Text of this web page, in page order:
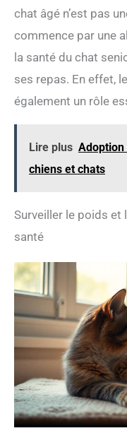
vitamine E pour
pour une peau
🐾CONTROLE
aminés
elles
limitent la prise
EXIGEANTS🐾:
repas frais et
chat âgé n’est pas
commence par une
la santé du chat
ses repas. En effet,
également un rôle
Lire plus Adoption
chiens et chats
Surveiller le poids et
santé